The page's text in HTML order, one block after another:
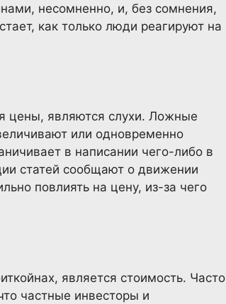
несомненно, и, без сомнения,
как только люди реагируют на
цены, являются слухи. Ложные
или одновременно
в написании чего-либо в
статей сообщают о движении
повлиять на цену, из-за чего
является стоимость. Часто
частные инвесторы и